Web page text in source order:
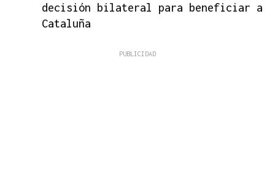
decisión bilateral para beneficiar a
Cataluña